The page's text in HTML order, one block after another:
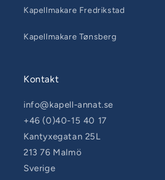
Kapellmakare Fredrikstad
Kapellmakare Tønsberg
Kontakt
info@kapell-annat.se
+46 (0)40-15 40 17
Kantyxegatan 25L
213 76 Malmö
Sverige